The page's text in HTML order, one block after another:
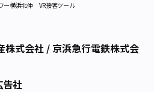
ー横浜北仲 VR接客ツール
株式会社 / 京浜急行電鉄株式会
告社